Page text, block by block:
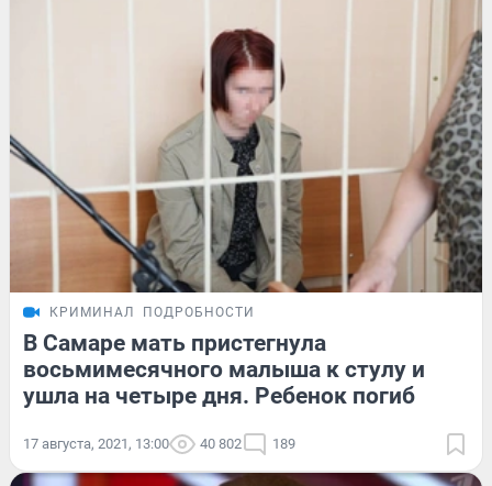
КРИМИНАЛ ПОДРОБНОСТИ
В Самаре мать пристегнула
восьмимесячного малыша к стулу и
ушла на четыре дня. Ребенок погиб
17 августа, 2021, 13:00 40 802 189